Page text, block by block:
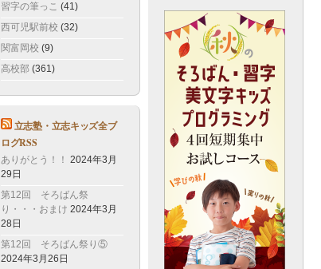
習字の筆っこ (41)
西可児駅前校 (32)
関富岡校 (9)
高校部 (361)
立志塾・立志キッズ全ブ
ログRSS
ありがとう！！ 2024年3月
29日
第12回 そろばん祭
り・・・おまけ 2024年3月
28日
第12回 そろばん祭り⑤
2024年3月26日